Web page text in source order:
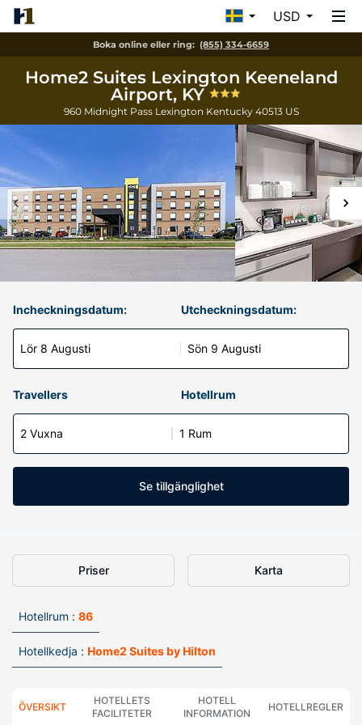
USD
Boka online eller ring: (855) 334-6659
Home2 Suites Lexington Keeneland
Airport, KY
960 Midnight Pass Lexington Kentucky 40513 US
Incheckningsdatum:
Lör 8 Augusti
Utcheckningsdatum:
Sön 9 Augusti
Travellers Hotellrum
2 Vuxna 1 Rum
Se tillgänglighet
Priser Karta
Hotellrum : 86
Hotellkedja : Home2 Suites by Hilton
ÖVERSIKT
HOTELLETS
FACILITETER
HOTELL
INFORMATION
HOTELLREGLER